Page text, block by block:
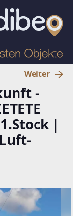
Weiter
-
|